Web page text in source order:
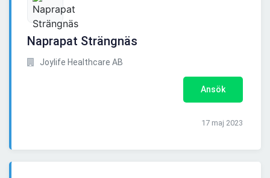
Naprapat Strängnäs
Joylife Healthcare AB
Ansök
17 maj 2023